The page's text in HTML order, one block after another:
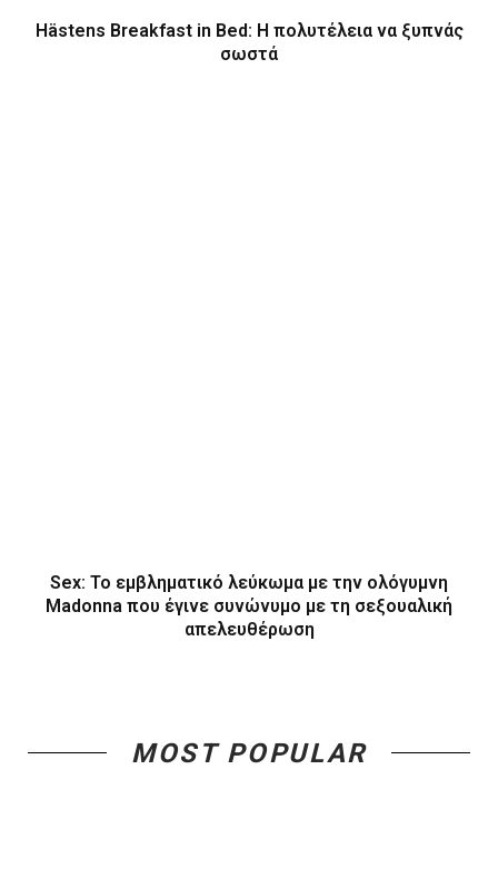
Hästens Breakfast in Bed: Η πολυτέλεια να ξυπνάς
σωστά
Sex: Το εμβληματικό λεύκωμα με την ολόγυμνη
Madonna που έγινε συνώνυμο με τη σεξουαλική
απελευθέρωση
MOST POPULAR